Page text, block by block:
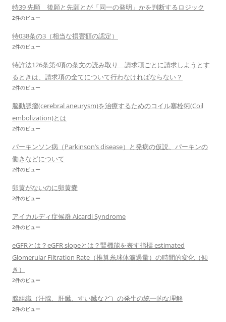
特39 先願 後願と先願とが「同一の発明」かを判断するロジック
2件のビュー
特038条の3（相当な損害額の認定）
2件のビュー
特許法126条第4項の条文の読み取り 請求項ごとに請求しようとす
るときは、請求項の全てについて行わなければならない？
2件のビュー
脳動脈瘤(cerebral aneurysm)を治療するためのコイル塞栓術(Coil
embolization)とは
2件のビュー
パーキンソン病（Parkinson’s disease）と発病の仮説、パーキンの
働きなどについて
2件のビュー
卵黄がないのに卵黄嚢
2件のビュー
アイカルディ症候群 Aicardi Syndrome
2件のビュー
eGFRとは？eGFR slopeとは？腎機能を表す指標 estimated
Glomerular Filtration Rate（推算糸球体濾過量）の時間的変化（傾
き）
2件のビュー
腺組織（汗腺、肝臓、すい臓など）の発生の統一的な理解
2件のビュー